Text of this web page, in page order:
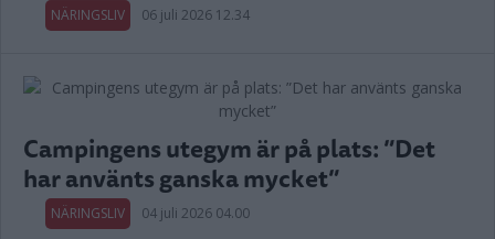
NÄRINGSLIV 06 juli 2026 12.34
Campingens utegym är på plats: ”Det
har använts ganska mycket”
NÄRINGSLIV 04 juli 2026 04.00